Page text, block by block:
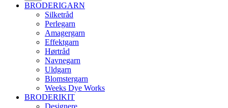
BRODERIGARN
Silketråd
Perlegarn
Amagergarn
Effektgarn
Hørtråd
Navnegarn
Uldgarn
Blomstergarn
Weeks Dye Works
BRODERIKIT
Designere